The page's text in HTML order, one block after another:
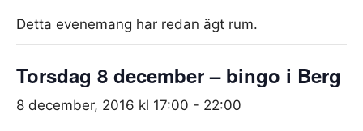
Detta evenemang har redan ägt rum.
Torsdag 8 december – bingo i Berg
8 december, 2016 kl 17:00 - 22:00